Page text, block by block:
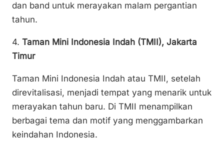
dan band untuk merayakan malam pergantian
tahun.
4. Taman Mini Indonesia Indah (TMII), Jakarta
Timur
Taman Mini Indonesia Indah atau TMII, setelah
direvitalisasi, menjadi tempat yang menarik untuk
merayakan tahun baru. Di TMII menampilkan
berbagai tema dan motif yang menggambarkan
keindahan Indonesia.